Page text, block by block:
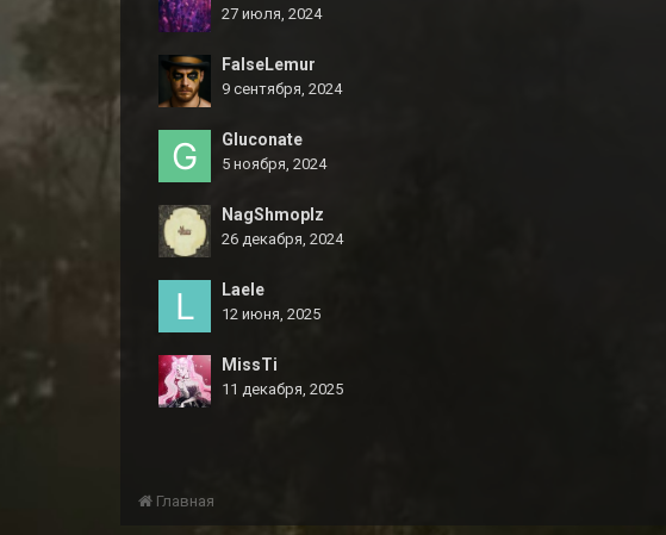
27 июля, 2024
FalseLemur
9 сентября, 2024
Gluconate
5 ноября, 2024
NagShmoplz
26 декабря, 2024
Laele
12 июня, 2025
MissTi
11 декабря, 2025
Главная